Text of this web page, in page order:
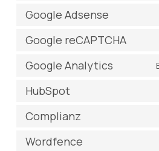
Google Adsense
Google reCAPTCHA
Google Analytics
HubSpot
Complianz
Wordfence